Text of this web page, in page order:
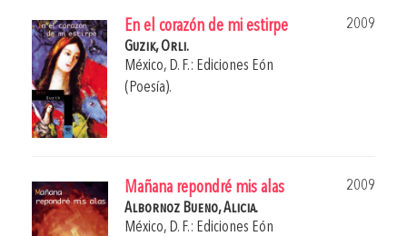
En el corazón de mi estirpe
2009
Guzik, Orli.
México, D. F.: Ediciones Eón
(Poesía).
Mañana repondré mis alas
2009
Albornoz Bueno, Alicia.
México, D. F.: Ediciones Eón